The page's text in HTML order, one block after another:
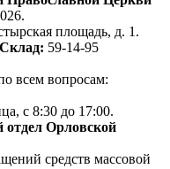
площадь, д. 1.
Склад: 59-14-95
всем вопросам:
с 8:30 до 17:00.
Орловской
средств массовой